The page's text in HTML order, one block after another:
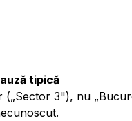
tipică
3"), nu